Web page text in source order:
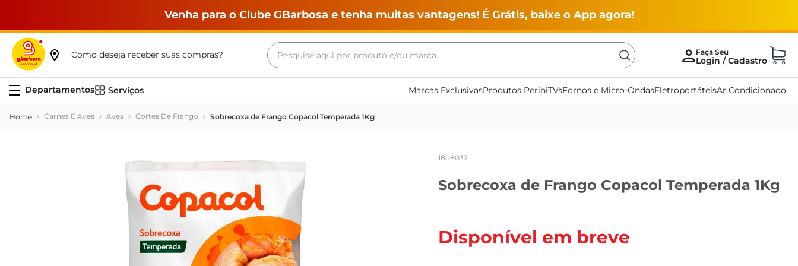
Venha para o Clube GBarbosa e tenha muitas vantagens! É Grátis, baixe o App agora!
Como deseja receber suas compras?
Pesquise aqui por produto e/ou marca...
Serviços Marcas ExclusivasProdutos PeriniTVsFornos e Micro-OndasEletroportáteisAr Condicionado
Carnes E Aves Aves Cortes De Frango Sobrecoxa de Frango Copacol Temperada 1Kg
1808037
Sobrecoxa de Frango Copacol Temperada 1Kg
Disponível em breve
Termos mais buscados
maquina lavar
café
cerveja
frango
leite
vinho